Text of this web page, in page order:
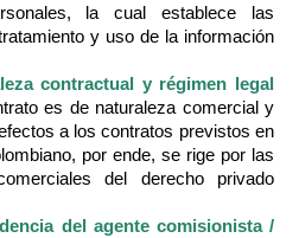
la cual establece las
y uso de la información
contractual y régimen legal
es de naturaleza comercial y
a los contratos previstos en
por ende, se rige por las
del derecho privado
del agente comisionista /